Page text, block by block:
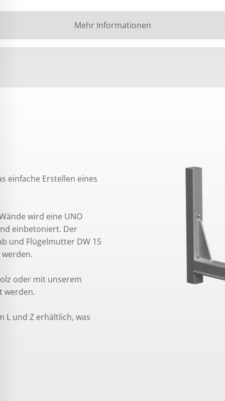
Mehr Informationen
einfache Erstellen eines
wird eine UNO
einbetoniert. Der
und Flügelmutter DW 15
oder mit unserem
werden.
L und Z erhältlich, was